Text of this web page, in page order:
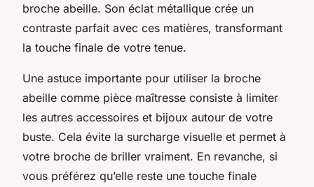
broche abeille. Son éclat métallique crée un
contraste parfait avec ces matières, transformant
la touche finale de votre tenue.
Une astuce importante pour utiliser la broche
abeille comme pièce maîtresse consiste à limiter
les autres accessoires et bijoux autour de votre
buste. Cela évite la surcharge visuelle et permet à
votre broche de briller vraiment. En revanche, si
vous préférez qu’elle reste une touche finale